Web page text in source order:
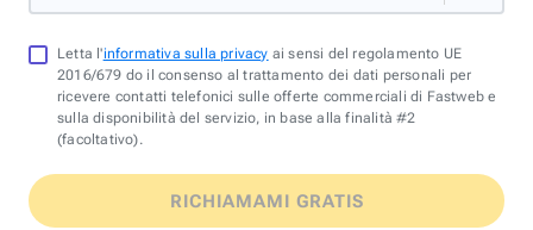
Letta l'informativa sulla privacy ai sensi del regolamento UE
2016/679 do il consenso al trattamento dei dati personali per
ricevere contatti telefonici sulle offerte commerciali di Fastweb e
sulla disponibilità del servizio, in base alla finalità #2
(facoltativo).
RICHIAMAMI GRATIS